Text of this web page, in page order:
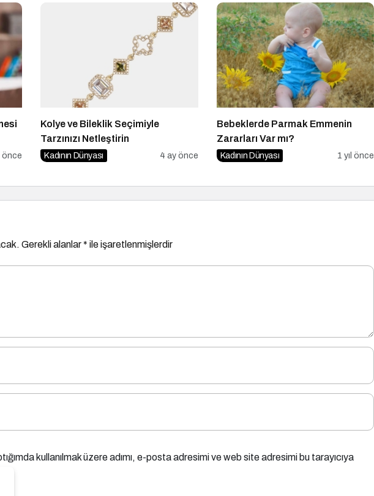
önce
Kolye ve Bileklik Seçimiyle
Tarzınızı Netleştirin
Kadının Dünyası 4 ay önce
Bebeklerde Parmak Emmenin
Zararları Var mı?
Kadının Dünyası 1 yıl önce
Gerekli alanlar* ile işaretlenmişlerdir
kullanılmak üzere adımı, e-posta adresimi ve web site adresimi bu tarayıcıya